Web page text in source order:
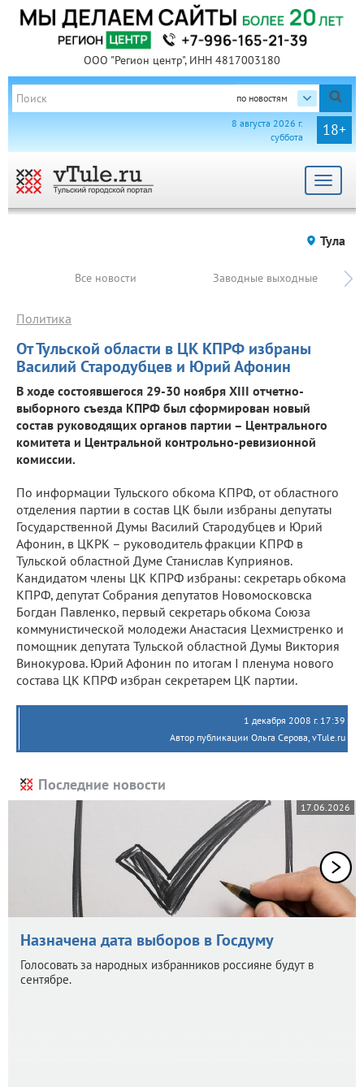
ООО "Регион центр", ИНН 4817003180
по новостям
18+
8 августа 2026 г.
суббота
Toggle
Тула
Все новости Заводные выходные
От Тульской области в ЦК КПРФ избраны
Василий Стародубцев и Юрий Афонин
Политика
В ходе состоявшегося 29-30 ноября XIII отчетно-
выборного съезда КПРФ был сформирован новый
состав руководящих органов партии – Центрального
комитета и Центральной контрольно-ревизионной
комиссии.
По информации Тульского обкома КПРФ, от областного
отделения партии в состав ЦК были избраны депутаты
Государственной Думы Василий Стародубцев и Юрий
Афонин, в ЦКРК – руководитель фракции КПРФ в
Тульской областной Думе Станислав Куприянов.
Кандидатом члены ЦК КПРФ избраны: секретарь обкома
КПРФ, депутат Собрания депутатов Новомосковска
Богдан Павленко, первый секретарь обкома Союза
коммунистической молодежи Анастасия Цехмистренко и
помощник депутата Тульской областной Думы Виктория
Винокурова. Юрий Афонин по итогам I пленума нового
состава ЦК КПРФ избран секретарем ЦК партии.
1 декабря 2008 г. 17:39
Автор публикации Ольга Серова, vTule.ru
Последние новости
17.06.2026
Назначена дата выборов в Госдуму
Голосовать за народных избранников россияне будут в
сентябре.